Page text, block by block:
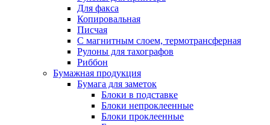
Для факса
Копировальная
Писчая
С магнитным слоем, термотрансферная
Рулоны для тахографов
Риббон
Бумажная продукция
Бумага для заметок
Блоки в подставке
Блоки непроклеенные
Блоки проклеенные